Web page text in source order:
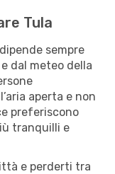
Tula
sempre
dal meteo della
aperta e non
preferiscono
tranquilli e
e perderti tra